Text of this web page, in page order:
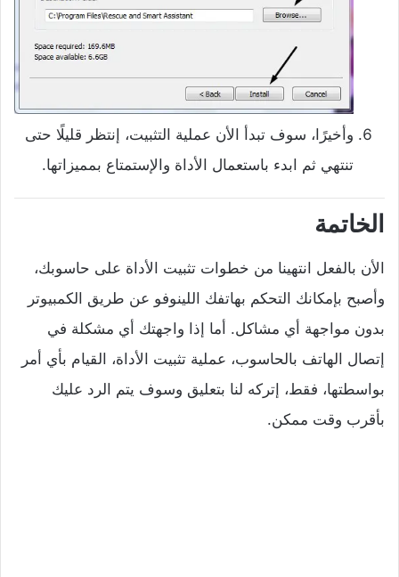
وأخيرًا، سوف تبدأ الأن عملية التثبيت، إنتظر قليلًا حتى
تنتهي ثم ابدء باستعمال الأداة والإستمتاع بمميزاتها.
الخاتمة
الأن بالفعل انتهينا من خطوات تثبيت الأداة على حاسوبك،
وأصبح بإمكانك التحكم بهاتفك اللينوفو عن طريق الكمبيوتر
بدون مواجهة أي مشاكل. أما إذا واجهتك أي مشكلة في
إتصال الهاتف بالحاسوب، عملية تثبيت الأداة، القيام بأي أمر
بواسطتها، فقط، إتركه لنا بتعليق وسوف يتم الرد عليك
بأقرب وقت ممكن.